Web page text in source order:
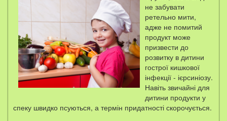
не забувати
ретельно мити,
адже не помитий
продукт може
призвести до
розвитку в дитини
гострої кишкової
інфекції - ієрсиніозу.
Навіть звичайні для
дитини продукти у
спеку швидко псуються, а термін придатності скорочується.